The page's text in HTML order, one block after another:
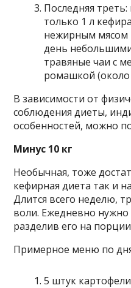
Последняя
только 1 л
нежирным мясом
день
травяные чаи с
ромашкой (около
В зависимости от
соблюдения диеты,
особенностей, можно
Минус 10 кг
Необычная, тоже
кефирная диета так и
Длится всего неделю,
воли. Ежедневно
разделив его на
Примерное меню по
5 штук